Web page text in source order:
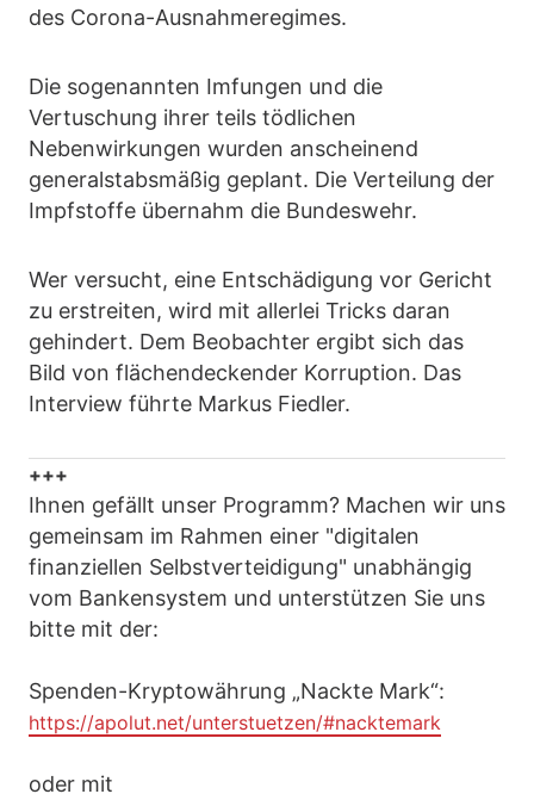
des Corona-Ausnahmeregimes.
Die sogenannten Imfungen und die
Vertuschung ihrer teils tödlichen
Nebenwirkungen wurden anscheinend
generalstabsmäßig geplant. Die Verteilung der
Impfstoffe übernahm die Bundeswehr.
Wer versucht, eine Entschädigung vor Gericht
zu erstreiten, wird mit allerlei Tricks daran
gehindert. Dem Beobachter ergibt sich das
Bild von flächendeckender Korruption. Das
Interview führte Markus Fiedler.
+++
Ihnen gefällt unser Programm? Machen wir uns
gemeinsam im Rahmen einer "digitalen
finanziellen Selbstverteidigung" unabhängig
vom Bankensystem und unterstützen Sie uns
bitte mit der:
Spenden-Kryptowährung „Nackte Mark“:
https://apolut.net/unterstuetzen/#nacktemark
oder mit